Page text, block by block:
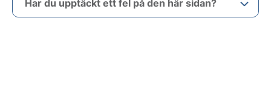
Har du upptäckt ett fel på den här sidan?